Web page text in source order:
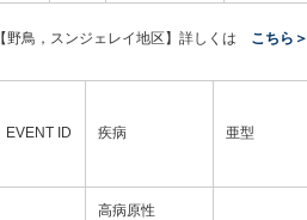
【野鳥，スンジェレイ地区】詳しくは こちら＞
EVENT ID 疾病 亜型
高病原性